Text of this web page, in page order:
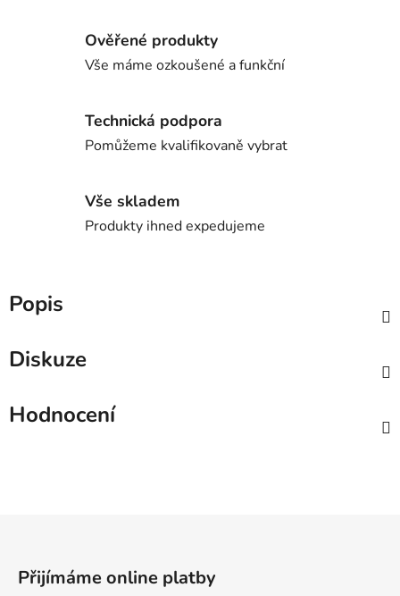
Ověřené produkty
Vše máme ozkoušené a funkční
Technická podpora
Pomůžeme kvalifikovaně vybrat
Vše skladem
Produkty ihned expedujeme
Popis
Diskuze
Hodnocení
Přijímáme online platby